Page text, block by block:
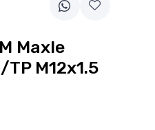
Maxle
M12x1.5